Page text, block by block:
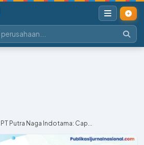
Putra Naga Indotama: Cap...